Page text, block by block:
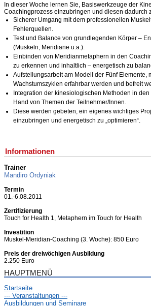
In dieser Woche lernen Sie, Basiswerkzeuge der
Coachingprozess einzubringen und diesen dadurch
Sicherer Umgang mit dem professionellen
Fehlerquellen.
Test und Balance von grundlegenden Körper –
(Muskeln, Meridiane u.a.).
Einbinden von Meridianmetaphern in den
zu erkennen und inhaltlich – energetisch zu
Aufstellungsarbeit am Modell der Fünf Elemente,
Wachstumszyklen erfahrbar werden und befreit
Integration der kinesiologischen Methoden in
Hand von Themen der Teilnehmer/Innen.
Diese werden gebeten, ein eigenes wichtiges
einzubringen und energetisch zu „optimieren“.
Informationen
Trainer
Mandiro Ordyniak
Termin
01.-6.08.2011
Zertifizierung
Touch for Health 1, Metaphern im Touch for Health
Investition
Muskel-Meridian-Coaching (3. Woche): 850 Euro
Preis der dreiwöchigen Ausbildung
2.250 Euro
HAUPTMENÜ
Startseite
--- Veranstaltungen ---
Ausbildungen und Seminare